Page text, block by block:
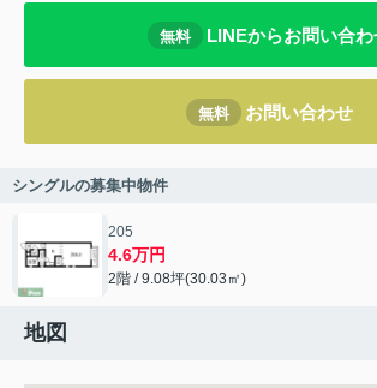
無料 LINEからお問い合わ
無料 お問い合わせ
シングルの募集中物件
205
4.6万円
2階 / 9.08坪(30.03㎡)
地図